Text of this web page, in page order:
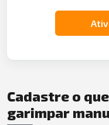
Cadastre o
garimpar